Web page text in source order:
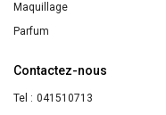
Maquillage
Parfum
Contactez-nous
Tel : 041510713